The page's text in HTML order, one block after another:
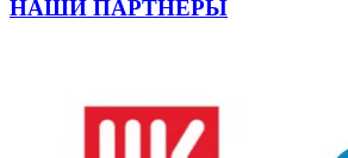
НАШИ ПАРТНЕРЫ